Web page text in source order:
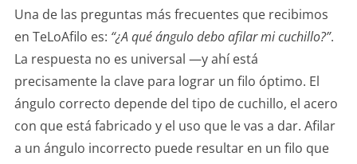
Una de las preguntas más frecuentes que recibimos
en TeLoAfilo es: “¿A qué ángulo debo afilar mi cuchillo?”.
La respuesta no es universal —y ahí está
precisamente la clave para lograr un filo óptimo. El
ángulo correcto depende del tipo de cuchillo, el acero
con que está fabricado y el uso que le vas a dar. Afilar
a un ángulo incorrecto puede resultar en un filo que